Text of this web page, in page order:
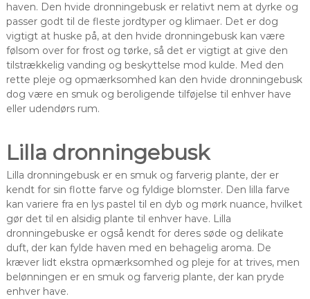
haven. Den hvide dronningebusk er relativt nem at dyrke og
passer godt til de fleste jordtyper og klimaer. Det er dog
vigtigt at huske på, at den hvide dronningebusk kan være
følsom over for frost og tørke, så det er vigtigt at give den
tilstrækkelig vanding og beskyttelse mod kulde. Med den
rette pleje og opmærksomhed kan den hvide dronningebusk
dog være en smuk og beroligende tilføjelse til enhver have
eller udendørs rum.
Lilla dronningebusk
Lilla dronningebusk er en smuk og farverig plante, der er
kendt for sin flotte farve og fyldige blomster. Den lilla farve
kan variere fra en lys pastel til en dyb og mørk nuance, hvilket
gør det til en alsidig plante til enhver have. Lilla
dronningebuske er også kendt for deres søde og delikate
duft, der kan fylde haven med en behagelig aroma. De
kræver lidt ekstra opmærksomhed og pleje for at trives, men
belønningen er en smuk og farverig plante, der kan pryde
enhver have.